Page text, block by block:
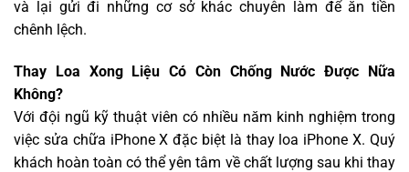
và lại gửi đi những cơ sở khác chuyên làm để ăn tiền
chênh lệch.
Thay Loa Xong Liệu Có Còn Chống Nước Được Nữa
Không?
Với đội ngũ kỹ thuật viên có nhiều năm kinh nghiệm trong
việc sửa chữa iPhone X đặc biệt là thay loa iPhone X. Quý
khách hoàn toàn có thể yên tâm về chất lượng sau khi thay